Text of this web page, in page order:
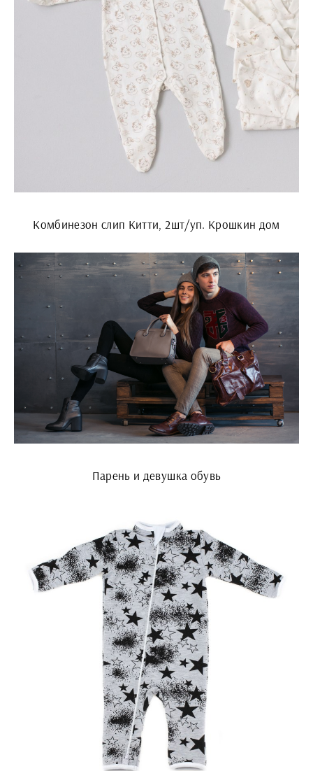
Комбинезон слип Китти, 2шт/уп. Крошкин дом
Парень и девушка обувь